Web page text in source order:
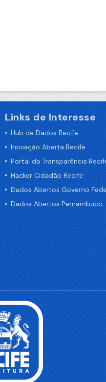
Links de Interesse
Hub de Dados Recife
Inovação Aberta Recife
Portal da Transparência
Hacker Cidadão Recife
Dados Abertos Governo
Dados Abertos Pernambuco